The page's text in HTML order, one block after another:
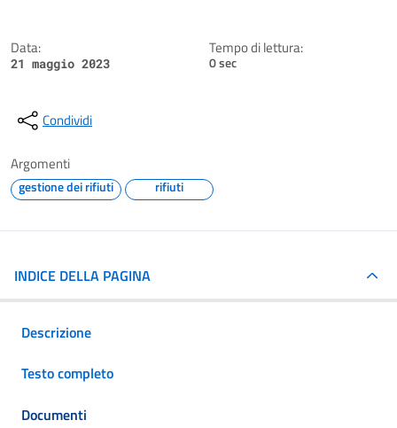
Data:
21 maggio 2023
Tempo di lettura:
0 sec
Condividi
Argomenti
gestione dei rifiuti rifiuti
INDICE DELLA PAGINA
Descrizione
Testo completo
Documenti